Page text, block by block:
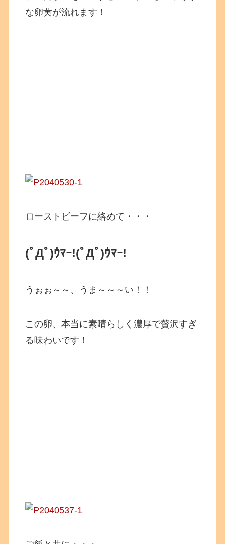
な卵黄が流れます！
ローストビーフに絡めて・・・
(ﾟДﾟ)ｳﾏｰ!(ﾟДﾟ)ｳﾏｰ!
うぉぉ～～、うま～～～い！！
この卵、本当に素晴らしく濃厚で贅沢すぎ
る味わいです！